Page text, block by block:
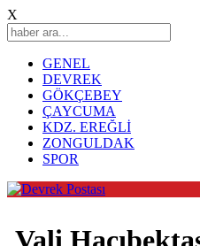
X
GENEL
DEVREK
GÖKÇEBEY
ÇAYCUMA
KDZ. EREĞLİ
ZONGULDAK
SPOR